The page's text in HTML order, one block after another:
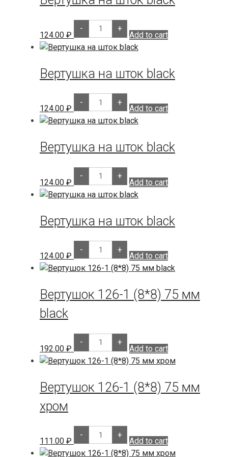
124.00 ₽
-
Вертушка
шток
black
+
Add to cart
Вертушка на шток black
124.00 ₽
-
Вертушка
шток
black
+
Add to cart
Вертушка на шток black
124.00 ₽
-
Вертушка
шток
black
+
Add to cart
Вертушка на шток black
124.00 ₽
-
Вертушка
шток
black
+
Add to cart
Вертушок 126-1 (8*8) 75 мм
black
192.00 ₽
-
Вертушок
126-
1
(8*8)
black
quantity
+
Add to cart
Вертушок 126-1 (8*8) 75 мм
хром
111.00 ₽
-
Вертушок
126-
1
(8*8)
+
Add to cart